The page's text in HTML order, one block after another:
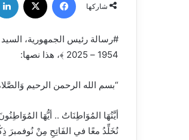
شاركها
1954 – 2025 ﴾، هذا نصها:
“بسم الله الرحمن الرحيم
أيَّتُهَا المُوَاطِنَاتُ .. أيُّهَا
نُخَلِّدُ معًا في الفَاتِحِ مِنْ نُوفمبرَ